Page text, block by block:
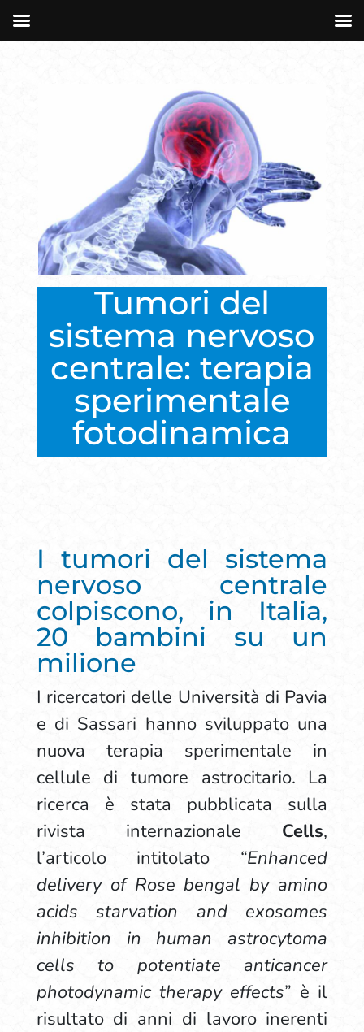
Tumori del
sistema nervoso
centrale: terapia
sperimentale
fotodinamica
I tumori del sistema
nervoso centrale
colpiscono, in Italia,
20 bambini su un
milione
I ricercatori delle Università di Pavia
e di Sassari hanno sviluppato una
nuova terapia sperimentale in
cellule di tumore astrocitario. La
ricerca è stata pubblicata sulla
rivista internazionale Cells,
l’articolo intitolato “Enhanced
delivery of Rose bengal by amino
acids starvation and exosomes
inhibition in human astrocytoma
cells to potentiate anticancer
photodynamic therapy effects” è il
risultato di anni di lavoro inerenti